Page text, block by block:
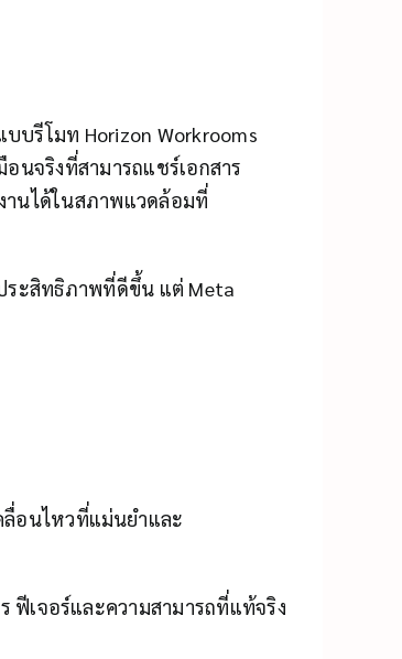
บรีโมท Horizon Workrooms
นจริงที่สามารถแชร์เอกสาร
นได้ในสภาพแวดล้อมที่
ระสิทธิภาพที่ดีขึ้น แต่ Meta
ลื่อนไหวที่แม่นยำและ
ฟีเจอร์และความสามารถที่แท้จริง